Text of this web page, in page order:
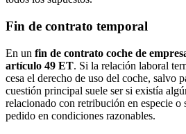
Fin de contrato temporal
En un fin de contrato coche de
artículo 49 ET. Si la relación laboral
cesa el derecho de uso del coche, salvo
cuestión principal suele ser si existía
relacionado con retribución en especie o
pedido en condiciones razonables.